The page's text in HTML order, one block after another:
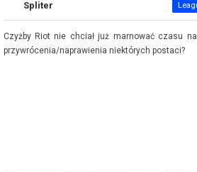
Spliter
Czyżby Riot nie chciał już marnować czasu
przywrócenia/naprawienia niektórych postaci?